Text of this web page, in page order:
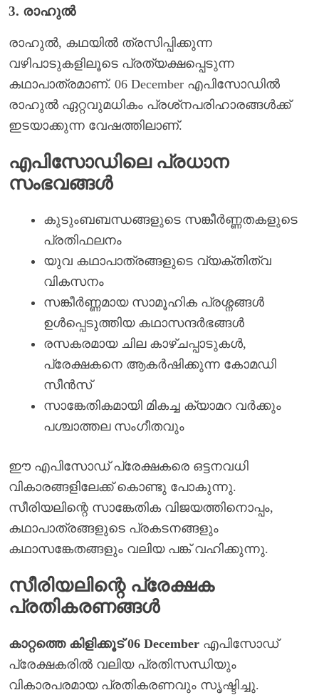
3. രാഹുൽ
രാഹുൽ, കഥയിൽ ത്രസിപ്പിക്കുന്ന
വഴിപാടുകളിലൂടെ പ്രത്യക്ഷപ്പെടുന്ന
കഥാപാത്രമാണ്. 06 December എപിസോഡിൽ
രാഹുൽ ഏറ്റവുമധികം പ്രശ്‌നപരിഹാരങ്ങൾക്ക്
ഇടയാക്കുന്ന വേഷത്തിലാണ്.
എപിസോഡിലെ പ്രധാന
സംഭവങ്ങൾ
കുടുംബബന്ധങ്ങളുടെ സങ്കീർണ്ണതകളുടെ
പ്രതിഫലനം
യുവ കഥാപാത്രങ്ങളുടെ വ്യക്തിത്വ
വികസനം
സങ്കീർണ്ണമായ സാമൂഹിക പ്രശ്നങ്ങൾ
ഉൾപ്പെടുത്തിയ കഥാസന്ദർഭങ്ങൾ
രസകരമായ ചില കാഴ്ചപ്പാടുകൾ,
പ്രേക്ഷകനെ ആകർഷിക്കുന്ന കോമഡി
സീൻസ്
സാങ്കേതികമായി മികച്ച ക്യാമറ വർക്കും
പശ്ചാത്തല സംഗീതവും
ഈ എപിസോഡ് പ്രേക്ഷകരെ ഒട്ടനവധി
വികാരങ്ങളിലേക്ക് കൊണ്ടു പോകുന്നു.
സീരിയലിന്റെ സാങ്കേതിക വിജയത്തിനൊപ്പം,
കഥാപാത്രങ്ങളുടെ പ്രകടനങ്ങളും
കഥാസങ്കേതങ്ങളും വലിയ പങ്ക് വഹിക്കുന്നു.
സീരിയലിന്റെ പ്രേക്ഷക
പ്രതികരണങ്ങൾ
കാറ്റത്തെ കിളിക്കൂട് 06 December എപിസോഡ്
പ്രേക്ഷകരിൽ വലിയ പ്രതിസന്ധിയും
വികാരപരമായ പ്രതികരണവും സൃഷ്ടിച്ചു.